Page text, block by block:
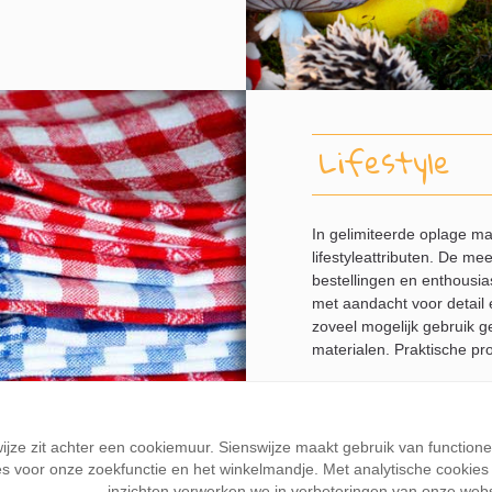
Lifestyle
In gelimiteerde oplage
lifestyleattributen. De
bestellingen en
met aandacht voor detail
zoveel mogelijk gebruik
materialen. Praktische
zit achter een cookiemuur. Sienswijze maakt gebruik van
voor onze zoekfunctie en het winkelmandje. Met analytische